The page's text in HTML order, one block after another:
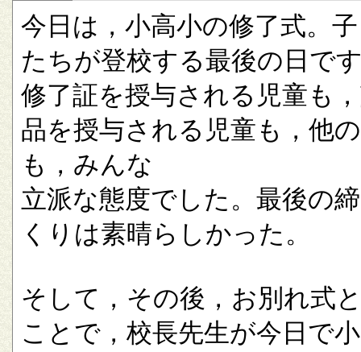
今日は，小高小の修了式。
たちが登校する最後の日で
修了証を授与される児童も
品を授与される児童も，他
も，みんな
立派な態度でした。最後の
くりは素晴らしかった。
そして，その後，お別れ式
ことで，校長先生が今日で